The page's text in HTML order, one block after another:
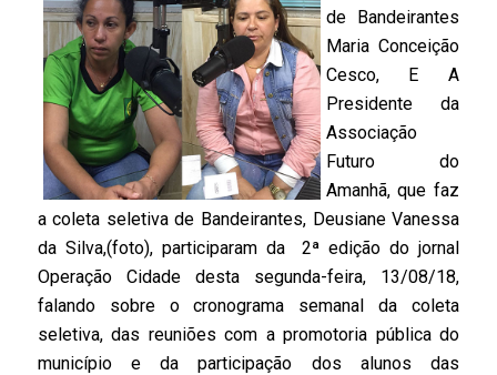
de Bandeirantes
Maria Conceição
Cesco, E A
Presidente da
Associação
Futuro do
Amanhã, que faz
a coleta seletiva de Bandeirantes, Deusiane Vanessa
da Silva,(foto), participaram da 2ª edição do jornal
Operação Cidade desta segunda-feira, 13/08/18,
falando sobre o cronograma semanal da coleta
seletiva, das reuniões com a promotoria pública do
município e da participação dos alunos das